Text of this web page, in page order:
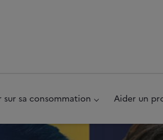
sur sa consommation Aider un